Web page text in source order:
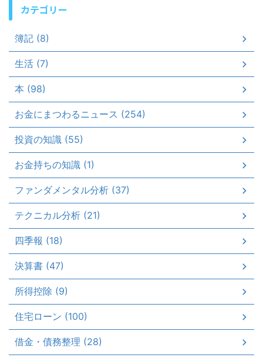
カテゴリー
簿記 (8)
生活 (7)
本 (98)
お金にまつわるニュース (254)
投資の知識 (55)
お金持ちの知識 (1)
ファンダメンタル分析 (37)
テクニカル分析 (21)
四季報 (18)
決算書 (47)
所得控除 (9)
住宅ローン (100)
借金・債務整理 (28)